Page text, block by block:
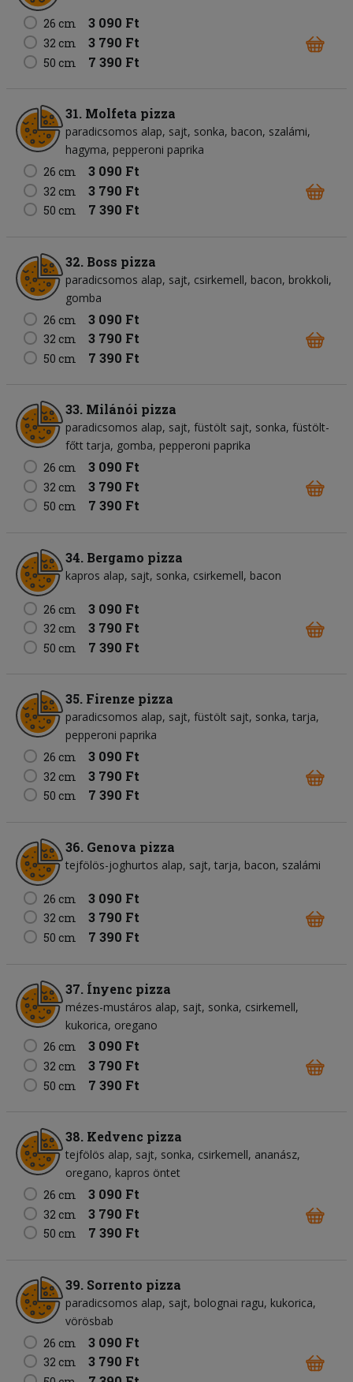
26 cm 3 090 Ft
32 cm 3 790 Ft
50 cm 7 390 Ft
31. Molfeta pizza
paradicsomos alap sajt sonka bacon szalámi
hagyma pepperoni paprika
26 cm
3 090 Ft
32 cm 3 790 Ft
50 cm 7 390 Ft
32. Boss pizza
paradicsomos alap sajt csirkemell bacon brokkoli
gomba
26 cm
3 090 Ft
32 cm 3 790 Ft
50 cm 7 390 Ft
33. Milánói pizza
paradicsomos alap sajt füstölt sajt sonka füstölt-
főtt tarja gomba pepperoni paprika
26 cm
3 090 Ft
32 cm 3 790 Ft
50 cm 7 390 Ft
34. Bergamo pizza
kapros alap sajt sonka csirkemell bacon
26 cm 3 090 Ft
32 cm 3 790 Ft
50 cm 7 390 Ft
35. Firenze pizza
paradicsomos alap sajt füstölt sajt sonka tarja
pepperoni paprika
26 cm
3 090 Ft
32 cm 3 790 Ft
50 cm 7 390 Ft
36. Genova pizza
tejfölös-joghurtos alap sajt tarja bacon szalámi
26 cm 3 090 Ft
32 cm 3 790 Ft
50 cm 7 390 Ft
37. Ínyenc pizza
mézes-mustáros alap sajt sonka csirkemell
kukorica oregano
26 cm
3 090 Ft
32 cm 3 790 Ft
50 cm 7 390 Ft
38. Kedvenc pizza
tejfölös alap sajt sonka csirkemell ananász
oregano kapros öntet
26 cm
3 090 Ft
32 cm 3 790 Ft
50 cm 7 390 Ft
39. Sorrento pizza
paradicsomos alap sajt bolognai ragu kukorica
vörösbab
26 cm
3 090 Ft
32 cm 3 790 Ft